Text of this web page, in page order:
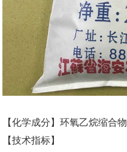
【化学成分】环氧乙烷缩合物
【技术指标】